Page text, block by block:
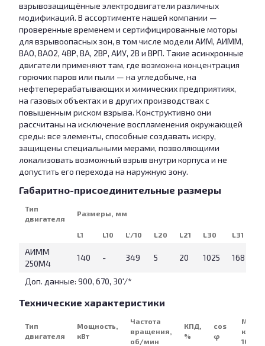
взрывозащищённые электродвигатели различных
модификаций. В ассортименте нашей компании —
проверенные временем и сертифицированные моторы
для взрывоопасных зон, в том числе модели АИМ, АИММ,
ВАО, ВАО2, 4ВР, ВА, 2ВР, АИУ, 2В и ВРП. Такие асинхронные
двигатели применяют там, где возможна концентрация
горючих паров или пыли — на угледобыче, на
нефтеперерабатывающих и химических предприятиях,
на газовых объектах и в других производствах с
повышенным риском взрыва. Конструктивно они
рассчитаны на исключение воспламенения окружающей
среды: все элементы, способные создавать искру,
защищены специальными мерами, позволяющими
локализовать возможный взрыв внутри корпуса и не
допустить его перехода на наружную зону.
Габаритно-присоединительные размеры
Тип
двигателя
Размеры, мм
L1 L10 L'/10 L20 L21 L30 L31
АИММ
250М4
140 - 349 5 20 1025 168
Доп. данные: 900, 670, 30'/*
Технические характеристики
Тип
двигателя
Мощность,
кВт
Частота
вращения,
об/мин
КПД,
%
cos
φ
кг (IM
1081)